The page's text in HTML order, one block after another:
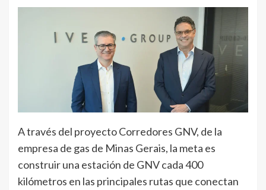
A través del proyecto Corredores GNV, de la
empresa de gas de Minas Gerais, la meta es
construir una estación de GNV cada 400
kilómetros en las principales rutas que conectan